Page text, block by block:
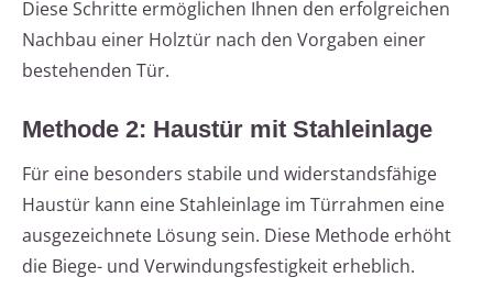
Diese Schritte ermöglichen Ihnen den erfolgreichen
Nachbau einer Holztür nach den Vorgaben einer
bestehenden Tür.
Methode 2: Haustür mit Stahleinlage
Für eine besonders stabile und widerstandsfähige
Haustür kann eine Stahleinlage im Türrahmen eine
ausgezeichnete Lösung sein. Diese Methode erhöht
die Biege- und Verwindungsfestigkeit erheblich.